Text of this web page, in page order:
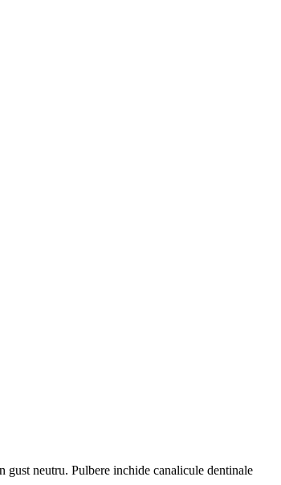
gust neutru. Pulbere inchide canalicule dentinale